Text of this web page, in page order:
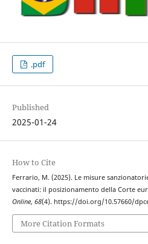
.pdf
Published
2025-01-24
How to Cite
Ferrario, M. (2025). Le misure
vaccinati: il posizionamento della Corte
Online, 68(4). https://doi.org/10.57660/
More Citation Formats